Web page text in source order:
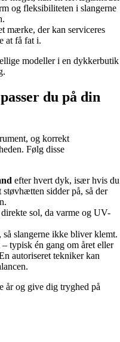
og fleksibiliteten i slangerne
mærke, der kan serviceres
at få fat i.
modeller i en dykkerbutik
du på din
og korrekt
Følg disse
efter hvert dyk, især hvis du
sidder på, så der
sol, da varme og UV-
, så slangerne ikke bliver klemt.
– typisk én gang om året eller
autoriseret tekniker kan
år og give dig tryghed på